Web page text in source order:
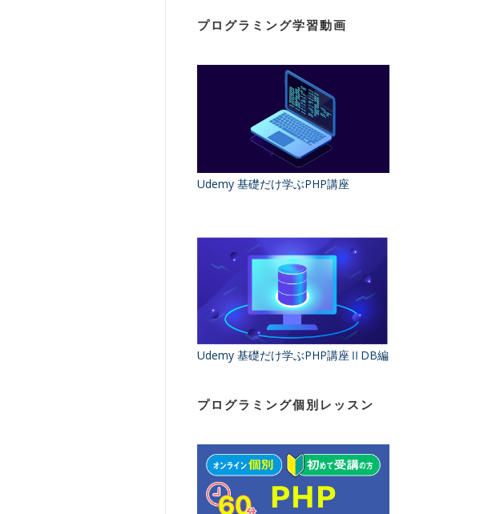
プログラミング学習動画
Udemy 基礎だけ学ぶPHP講座
Udemy 基礎だけ学ぶPHP講座ⅡDB編
プログラミング個別レッスン